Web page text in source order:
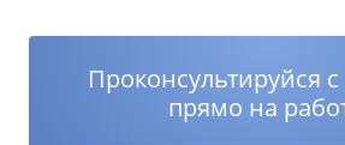
Проконсультируйся
прямо на